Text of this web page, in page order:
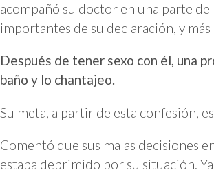
acompañó su doctor en una parte
importantes de su declaración, y
Después de tener sexo con él, una
baño y lo chantajeo.
Su meta, a partir de esta confesión,
Comentó que sus malas decisiones
estaba deprimido por su situación.